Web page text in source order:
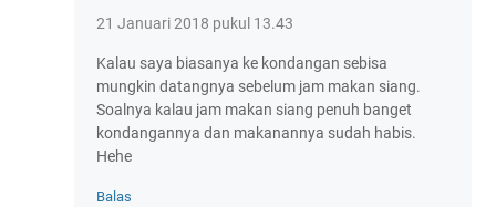
21 Januari 2018 pukul 13.43
Kalau saya biasanya ke kondangan sebisa
mungkin datangnya sebelum jam makan siang.
Soalnya kalau jam makan siang penuh banget
kondangannya dan makanannya sudah habis.
Hehe
Balas